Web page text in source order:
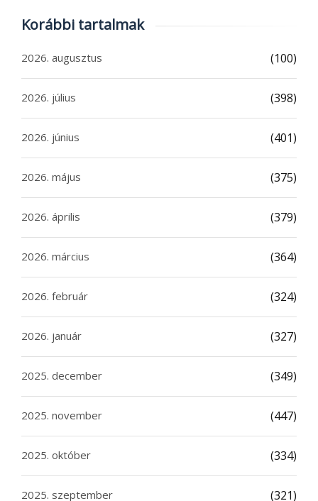
Korábbi tartalmak
2026. augusztus (100)
2026. július (398)
2026. június (401)
2026. május (375)
2026. április (379)
2026. március (364)
2026. február (324)
2026. január (327)
2025. december (349)
2025. november (447)
2025. október (334)
2025. szeptember (321)